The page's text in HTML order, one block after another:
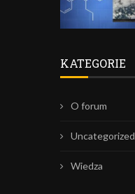
KATEGORIE
O forum
Uncategorized
Wiedza